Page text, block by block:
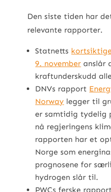
Den siste tiden har
relevante rapporter.
Statnetts
9. november anslår
kraftunderskudd
DNVs rapport
Norway legger til
er samtidig tydelig
nå regjeringens
rapporten har et
Norge som
prognosene for
hydrogen slår til.
PWCs ferske rapport